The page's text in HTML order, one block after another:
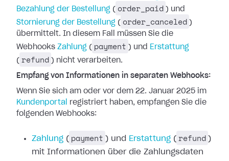
Bezahlung der Bestellung ( order_paid ) und
Stornierung der Bestellung ( order_canceled )
übermittelt. In diesem Fall müssen Sie die
Webhooks Zahlung ( payment ) und Erstattung
( refund ) nicht verarbeiten.
Empfang von Informationen in separaten Webhooks:
Wenn Sie sich am oder vor dem 22. Januar 2025 im
Kundenportal
registriert haben, empfangen Sie die
folgenden Webhooks:
Zahlung ( payment ) und Erstattung ( refund )
mit Informationen über die Zahlungsdaten